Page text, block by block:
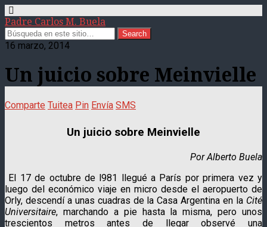
Padre Carlos M. Buela
16 marzo, 2014
Un juicio sobre Meinvielle
Comparte Tuitea Pin Envía SMS
Un juicio sobre Meinvielle
Por Alberto Buela
El 17 de octubre de l981 llegué a París por primera vez y
luego del económico viaje en micro desde el aeropuerto de
Orly, descendí a unas cuadras de la Casa Argentina en la Cité
Universitaire, marchando a pie hasta la misma, pero unos
trescientos metros antes de llegar observé una